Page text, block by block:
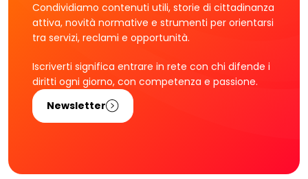
Condividiamo contenuti utili, storie di cittadinanza
attiva, novità normative e strumenti per orientarsi
tra servizi, reclami e opportunità.
Iscriverti significa entrare in rete con chi difende i
diritti ogni giorno, con competenza e passione.
Newsletter